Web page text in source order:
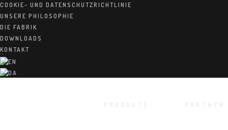
COOKIE- UND DATENSCHUTZRICHTLINIE
UNSERE PHILOSOPHIE
DIE FABRIK
DOWNLOADS
KONTAKT